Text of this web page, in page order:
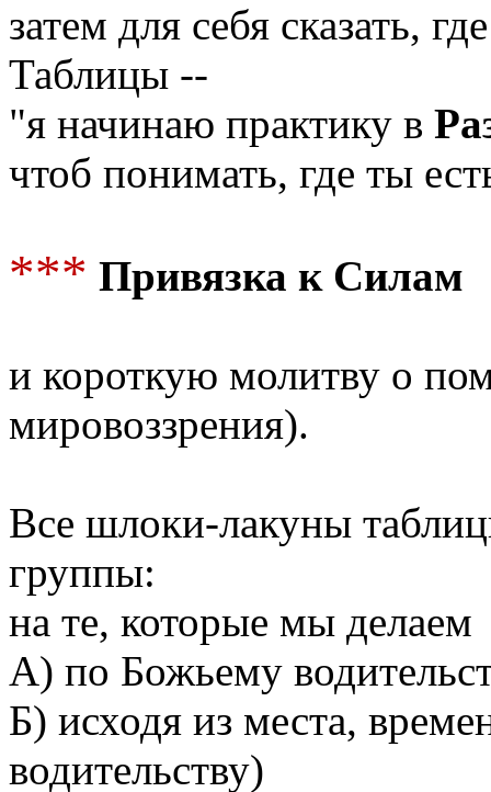
затем для себя сказать,
Таблицы --
"я начинаю практику в
чтоб понимать, где ты
*** Привязка к Силам
и короткую молитву о
мировоззрения).
Все шлоки-лакуны
группы:
на те, которые мы делаем
А) по Божьему
Б) исходя из места,
водительству)